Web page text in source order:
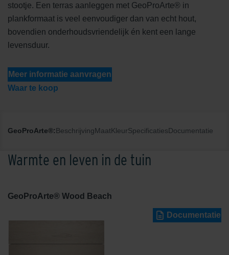
stootje. Een terras aanleggen met GeoProArte® in
plankformaat is veel eenvoudiger dan van echt hout,
bovendien onderhoudsvriendelijk én kent een lange
levensduur.
Meer informatie aanvragen
Waar te koop
GeoProArte®:BeschrijvingMaatKleurSpecificatiesDocumentatie
Warmte en leven in de tuin
GeoProArte® Wood Beach
Documentatie